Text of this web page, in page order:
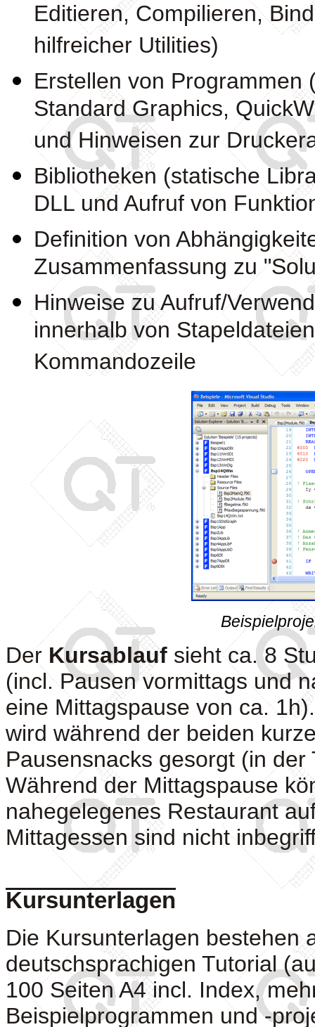
Editieren, Compilieren,
hilfreicher Utilities)
Erstellen von Programmen
Standard Graphics,
und Hinweisen zur
Bibliotheken (statische
DLL und Aufruf von
Definition von
Zusammenfassung zu
Hinweise zu Aufruf/
innerhalb von
Kommandozeile
Der Kursablauf sieht ca. 8
(incl. Pausen vormittags und
eine Mittagspause von ca.
wird während der beiden
Pausensnacks gesorgt (in
Während der Mittagspause
nahegelegenes Restaurant
Mittagessen sind nicht
Kursunterlagen
Die Kursunterlagen bestehen
deutschsprachigen Tutorial
100 Seiten A4 incl. Index,
Beispielprogrammen und -